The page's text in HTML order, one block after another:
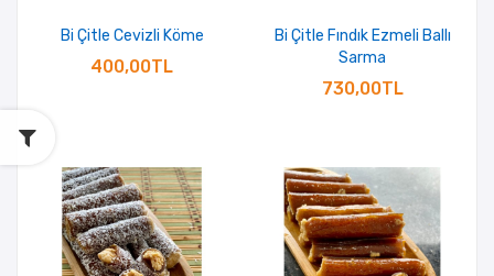
Bi Çitle Cevizli Köme
400,00TL
Bi Çitle Fındık Ezmeli Ballı
Sarma
730,00TL